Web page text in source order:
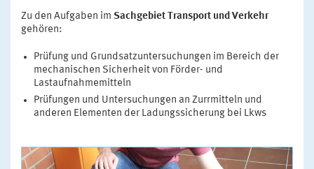
Zu den Aufgaben im Sachgebiet Transport und Verkehr
gehören:
Prüfung und Grundsatzuntersuchungen im Bereich der
mechanischen Sicherheit von Förder- und
Lastaufnahmemitteln
Prüfungen und Untersuchungen an Zurrmitteln und
anderen Elementen der Ladungssicherung bei Lkws